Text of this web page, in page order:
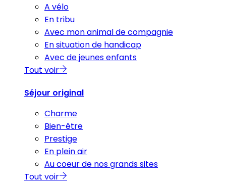
A vélo
En tribu
Avec mon animal de compagnie
En situation de handicap
Avec de jeunes enfants
Tout voir
Séjour original
Charme
Bien-être
Prestige
En plein air
Au coeur de nos grands sites
Tout voir